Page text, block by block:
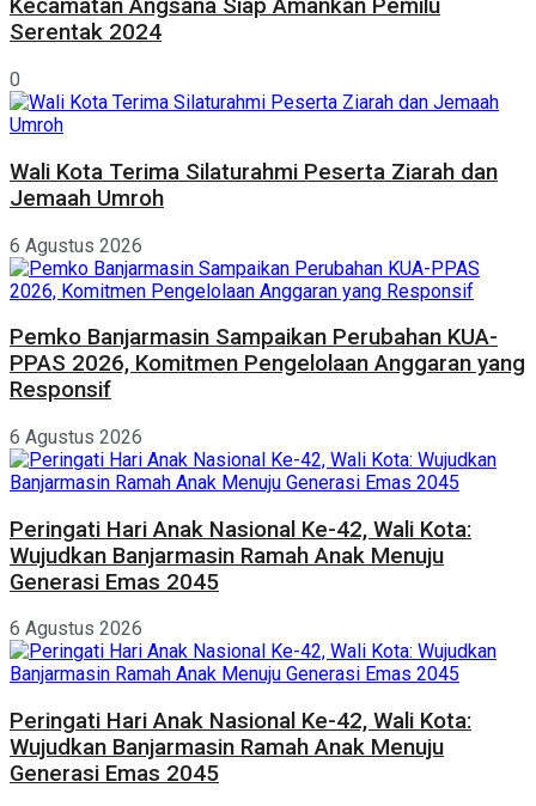
Kecamatan Angsana Siap Amankan Pemilu
Serentak 2024
0
Wali Kota Terima Silaturahmi Peserta Ziarah dan
Jemaah Umroh
6 Agustus 2026
Pemko Banjarmasin Sampaikan Perubahan KUA-
PPAS 2026, Komitmen Pengelolaan Anggaran yang
Responsif
6 Agustus 2026
Peringati Hari Anak Nasional Ke-42, Wali Kota:
Wujudkan Banjarmasin Ramah Anak Menuju
Generasi Emas 2045
6 Agustus 2026
Peringati Hari Anak Nasional Ke-42, Wali Kota:
Wujudkan Banjarmasin Ramah Anak Menuju
Generasi Emas 2045